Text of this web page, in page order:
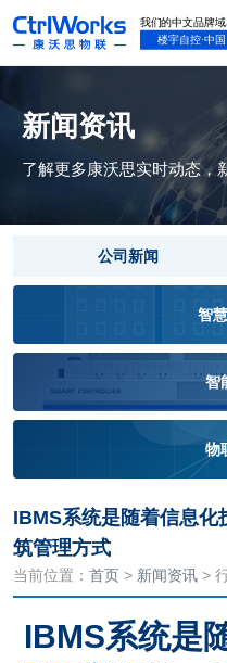
新闻资讯
了解更多康沃思实时动态，
公司新闻
智
智
物
IBMS系统是随着信息化
筑管理方式
当前位置： 首页 > 新闻资讯 >
IBMS系统是